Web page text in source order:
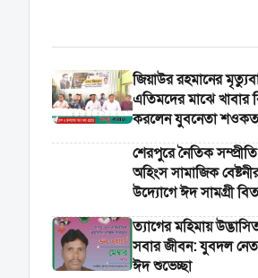
জিয়াউর রহমানের
এতিমদের মাঝে খাবার
করলেন যুবনেতা
শেরপুরে নৈতিক
অহিংস সামাজিক
উদ্যোগে ঈদ সামগ্রী
‎ত্যাগের মহিমায়
সবার জীবন: যুবদল
ঈদ শুভেচ্ছা